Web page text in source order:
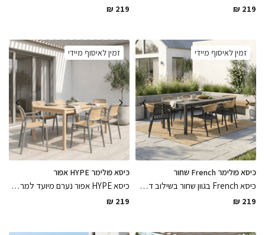
₪ 219
₪ 219
זמין לאיסוף מיידי
כיסא פולימר French שחור
כיסא French בגוון שחור בשילוב דמוי ראטן קלוע עמיד לתנאי חוץ עשוי פולימר בגימור מושלם למרפסת ולגינה, פיס נח לשדרוג פינת הישיבה בחוץ
₪ 219
זמין לאיסוף מיידי
כיסא פולימר HYPE אפור
כיסא HYPE אפור נערם מיועד למרפסת ולגינה עשוי פולימר בשילוב דמוי ראטן רב שימושי עמיד לתנאי חוץ ולתנאי מזג אוויר שונים
₪ 219